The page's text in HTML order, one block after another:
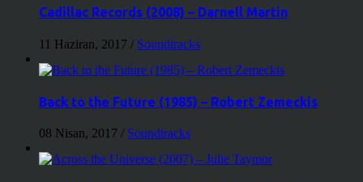
Cadillac Records (2008) – Darnell Martin
11 Haziran, 2017 / Soundtracks
Back to the Future (1985) – Robert Zemeckis
08 Nisan, 2017 / Soundtracks